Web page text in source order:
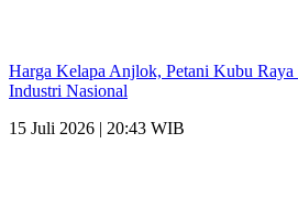
Harga Kelapa Anjlok, Petani Kubu
Industri Nasional
15 Juli 2026 | 20:43 WIB